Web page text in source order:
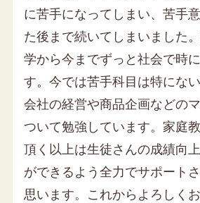
に苦手になってしまい、苦手
た後まで続いてしまいました
学から今までずっと社会で時
す。今では苦手科目は特にな
会社の経営や商品企画などの
ついて勉強しています。家庭
頂く以上は生徒さんの成績向
ができるよう全力でサポート
思います。これからよろしくお